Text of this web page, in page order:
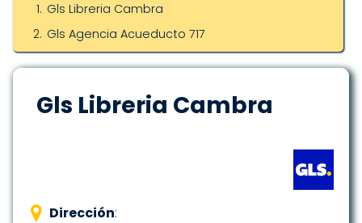
Gls Libreria Cambra
Gls Agencia Acueducto 717
Gls Libreria Cambra
Dirección: